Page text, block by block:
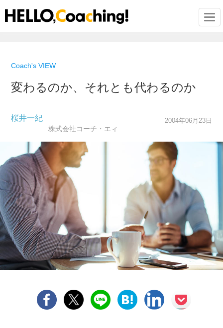
Coach's VIEW
変わるのか、それとも代わるのか
桜井一紀
株式会社コーチ・エィ
2004年06月23日